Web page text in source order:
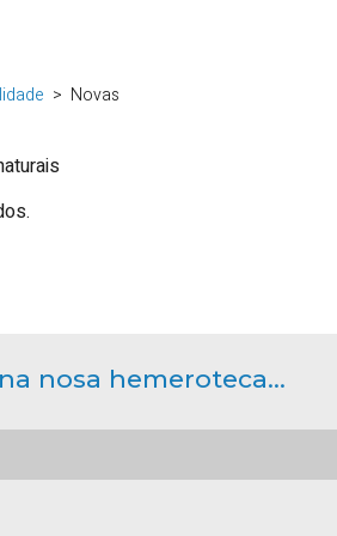
Novas
nosa hemeroteca...